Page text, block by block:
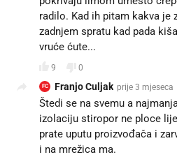
radilo. Kad ih pitam kakva je
zadnjem spratu kad pada
vruće ćute...
9 0
FC Franjo Culjak prije 3 mjeseca
Štedi se na svemu a
izolaciju stiropor ne ploce
prate uputu proizvođača i
i na mrežica ma.